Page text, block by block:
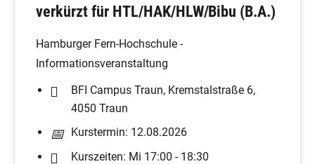
verkürzt für HTL/HAK/HLW/Bibu (B.A.)
Hamburger Fern-Hochschule -
Informationsveranstaltung
BFI Campus Traun, Kremstalstraße 6,
4050 Traun
Kurstermin: 12.08.2026
Kurszeiten: Mi 17:00 - 18:30